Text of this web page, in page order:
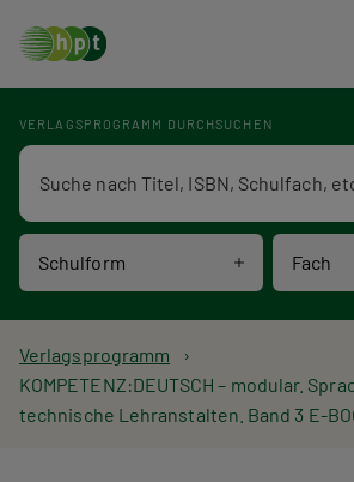
VERLAGSPROGRAMM DURCHSUCHEN
Schulform Fach
Verlagsprogramm Volltextsuche
P
f
Verlagsprogramm
KOMPETENZ:DEUTSCH – modular.
technische Lehranstalten. Band 3 E-